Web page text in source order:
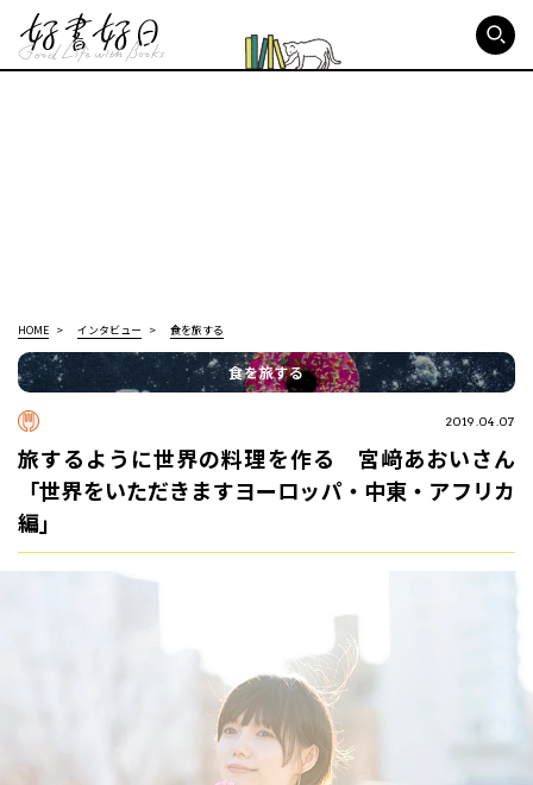
HOME インタビュー 食を旅する
食を旅する
2019.04.07
旅するように世界の料理を作る 宮﨑あおいさん
「世界をいただきます――ヨーロッパ・中東・アフリカ
編」